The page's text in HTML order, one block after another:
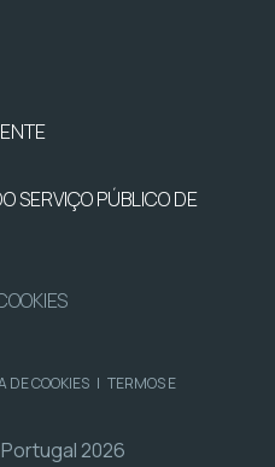
SERVIÇO PÚBLICO DE
DE COOKIES | TERMOS E
2026